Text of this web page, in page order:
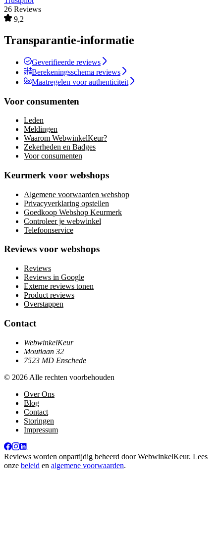
26 Reviews
9,2
Transparantie-informatie
Geverifieerde reviews
Berekeningsschema reviews
Maatregelen voor authenticiteit
Voor consumenten
Leden
Meldingen
Waarom WebwinkelKeur?
Zekerheden en Badges
Voor consumenten
Keurmerk voor webshops
Algemene voorwaarden webshop
Privacyverklaring opstellen
Goedkoop Webshop Keurmerk
Controleer je webwinkel
Telefoonservice
Reviews voor webshops
Reviews
Reviews in Google
Externe reviews tonen
Product reviews
Overstappen
Contact
WebwinkelKeur
Moutlaan 32
7523 MD Enschede
© 2026 Alle rechten voorbehouden
Over Ons
Blog
Contact
Storingen
Impressum
Reviews worden onpartijdig beheerd doorWebwinkelKeur. Lees
onze beleid en algemene voorwaarden.